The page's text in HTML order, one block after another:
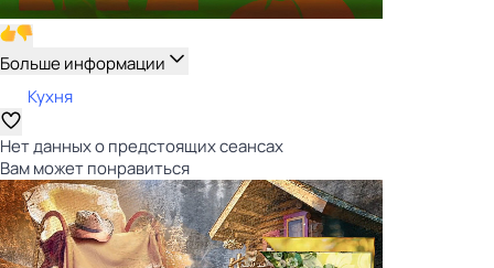
Больше информации
Кухня
Нет данных о предстоящих сеансах
Вам может понравиться